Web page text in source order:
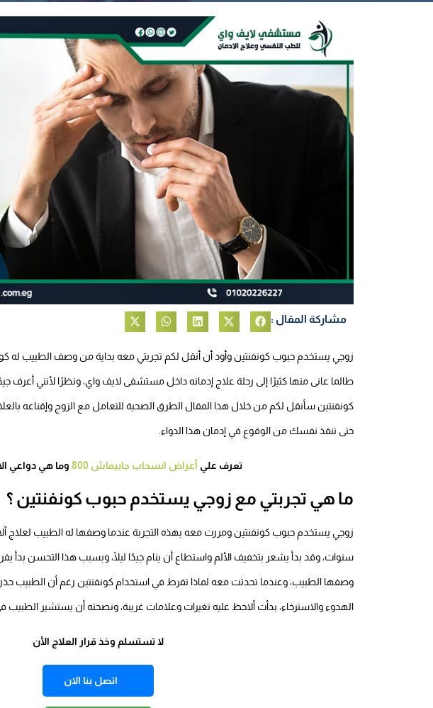
مشاركة المقال :
زوجي يستخدم حبوب كونفنتين وأود أن أنقل لكم تجربتي معه بداية من وصف الطبيب له
طالما عانى منها كثيرًا إلى رحلة علاج إدمانه داخل مستشفى لايف واي، ونظرًا لأنني أعرف
كونفنتين سأنقل لكم من خلال هذا المقال الطرق الصحية للتعامل مع الزوج وإقناعه
حتى تنقذ نفسك من الوقوع في إدمان هذا الدواء.
تعرف علي أعراض انسحاب جابيماش 800 وما هي دواعي
ما هي تجربتي مع زوجي يستخدم حبوب كونفنتين ؟
زوجي يستخدم حبوب كونفنتين ومررت معه بهذه التجربة عندما وصفها له الطبيب لعلاج
سنوات، وقد بدأ يشعر بتخفيف الألم واستطاع أن ينام جيدًا ليلًا، وبسبب هذا التحسن بدأ
وصفها الطبيب، وعندما تحدثت معه لماذا تفرط في استخدام كونفنتين رغم أن الطبيب
الهدوء والاسترخاء، بدأت ألاحظ عليه تغيرات وعلامات غريبة، ونصحته أن يستشير الطبيب
لا تستسلم وخذ قرار العلاج الأن
اتصل بنا الان